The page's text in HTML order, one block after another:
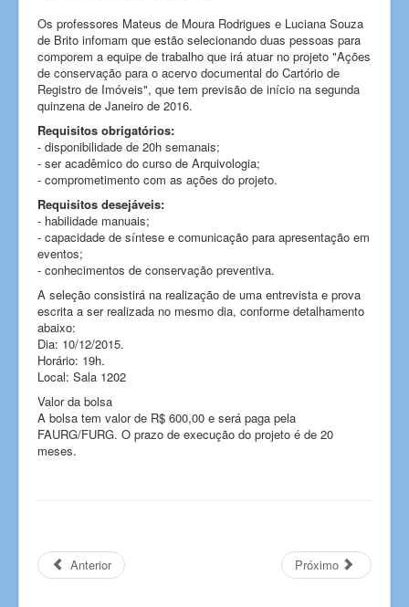
Os professores Mateus de Moura Rodrigues e Luciana Souza
de Brito infomam que estão selecionando duas pessoas para
comporem a equipe de trabalho que irá atuar no projeto "Ações
de conservação para o acervo documental do Cartório de
Registro de Imóveis", que tem previsão de início na segunda
quinzena de Janeiro de 2016.
Requisitos obrigatórios:
- disponibilidade de 20h semanais;
- ser acadêmico do curso de Arquivologia;
- comprometimento com as ações do projeto.
Requisitos desejáveis:
- habilidade manuais;
- capacidade de síntese e comunicação para apresentação em
eventos;
- conhecimentos de conservação preventiva.
A seleção consistirá na realização de uma entrevista e prova
escrita a ser realizada no mesmo dia, conforme detalhamento
abaixo:
Dia: 10/12/2015.
Horário: 19h.
Local: Sala 1202
Valor da bolsa
A bolsa tem valor de R$ 600,00 e será paga pela
FAURG/FURG. O prazo de execução do projeto é de 20
meses.
Anterior Próximo